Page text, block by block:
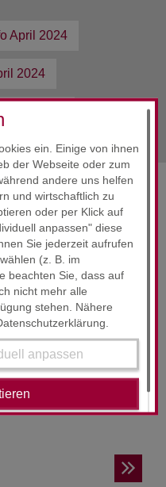
ein. Einige von ihnen
der Webseite oder zum
andere uns helfen
und wirtschaftlich zu
oder per Klick auf
anpassen" diese
Sie jederzeit aufrufen
(z. B. im
beachten Sie, dass auf
nicht mehr alle
stehen. Nähere
anpassen
April 2024
2024
gut beraten fühlen.